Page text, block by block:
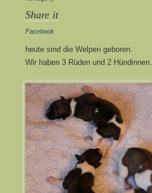
Share it
Facebook
heute sind die Welpen geboren.
Wir haben 3 Rüden und 2 Hündinnen.